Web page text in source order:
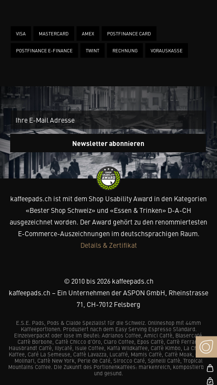
VISA MASTERCARD AMEX POSTFINANCE CARD
POSTFINANCE E-FINANCE TWINT RECHNUNG VORAUSKASSE
Newsletter abonnieren
kaffeepads.ch ist mit dem Shop Usability Award in den Kategorien
«Bester Shop Schweiz» und «Essen & Trinken» D-A-CH
ausgezeichnet worden. Der Award gehört zu den renommiertesten
E-Commerce-Auszeichnungen im deutschsprachigen Raum.
Details & Zertifikat
© 2010 bis 2026 kaffeepads.ch
kaffeepads.ch – Ein Unternehmen der ASPON GmbH, Rheinstrasse
71, CH-7012 Felsberg
E.S.E. Pads, Pods & Cialde Spezialist für die Schweiz. Onlineshop mit 44mm
Kaffeeportionen. Produziert nach dem Easy Serving Espresso Standard.
Einzelverpackt oder lose im Beutel: Adrianos Coffee, Amici Caffè, Blasercafé,
Caffè Borbone, Caffè Chicco d’Oro, Claro Coffee, Epos Caffè, Caffè Ferrari,
Hausbrandt Caffè, Illycafé, Isule Coffee, Kaffa Wildkaffee, Caffè Kimbo, La Chacra
Kaffee, Café La Semeuse, Caffè Lavazza, Lucaffé, Mamis Caffè, Caffè Moak, Caffè
Molinari, Caffè New York, Perle de Café, Sirocco Café, Spinelli Caffè, Tropical
Mountains Coffee. Die Zukunft des Portionenkaffees: markenreich, kompostierbar
und gesund.